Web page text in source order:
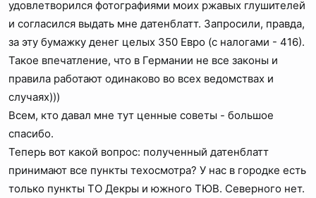
удовлетворился фотографиями моих ржавых глушителей
и согласился выдать мне датенблатт. Запросили, правда,
за эту бумажку денег целых 350 Евро (с налогами - 416).
Такое впечатление, что в Германии не все законы и
правила работают одинаково во всех ведомствах и
случаях)))
Всем, кто давал мне тут ценные советы - большое
спасибо.
Теперь вот какой вопрос: полученный датенблатт
принимают все пункты техосмотра? У нас в городке есть
только пункты ТО Декры и южного ТЮВ. Северного нет.